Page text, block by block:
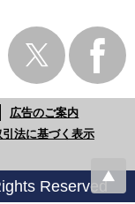
広告のご案内
法に基づく表示
Reserved